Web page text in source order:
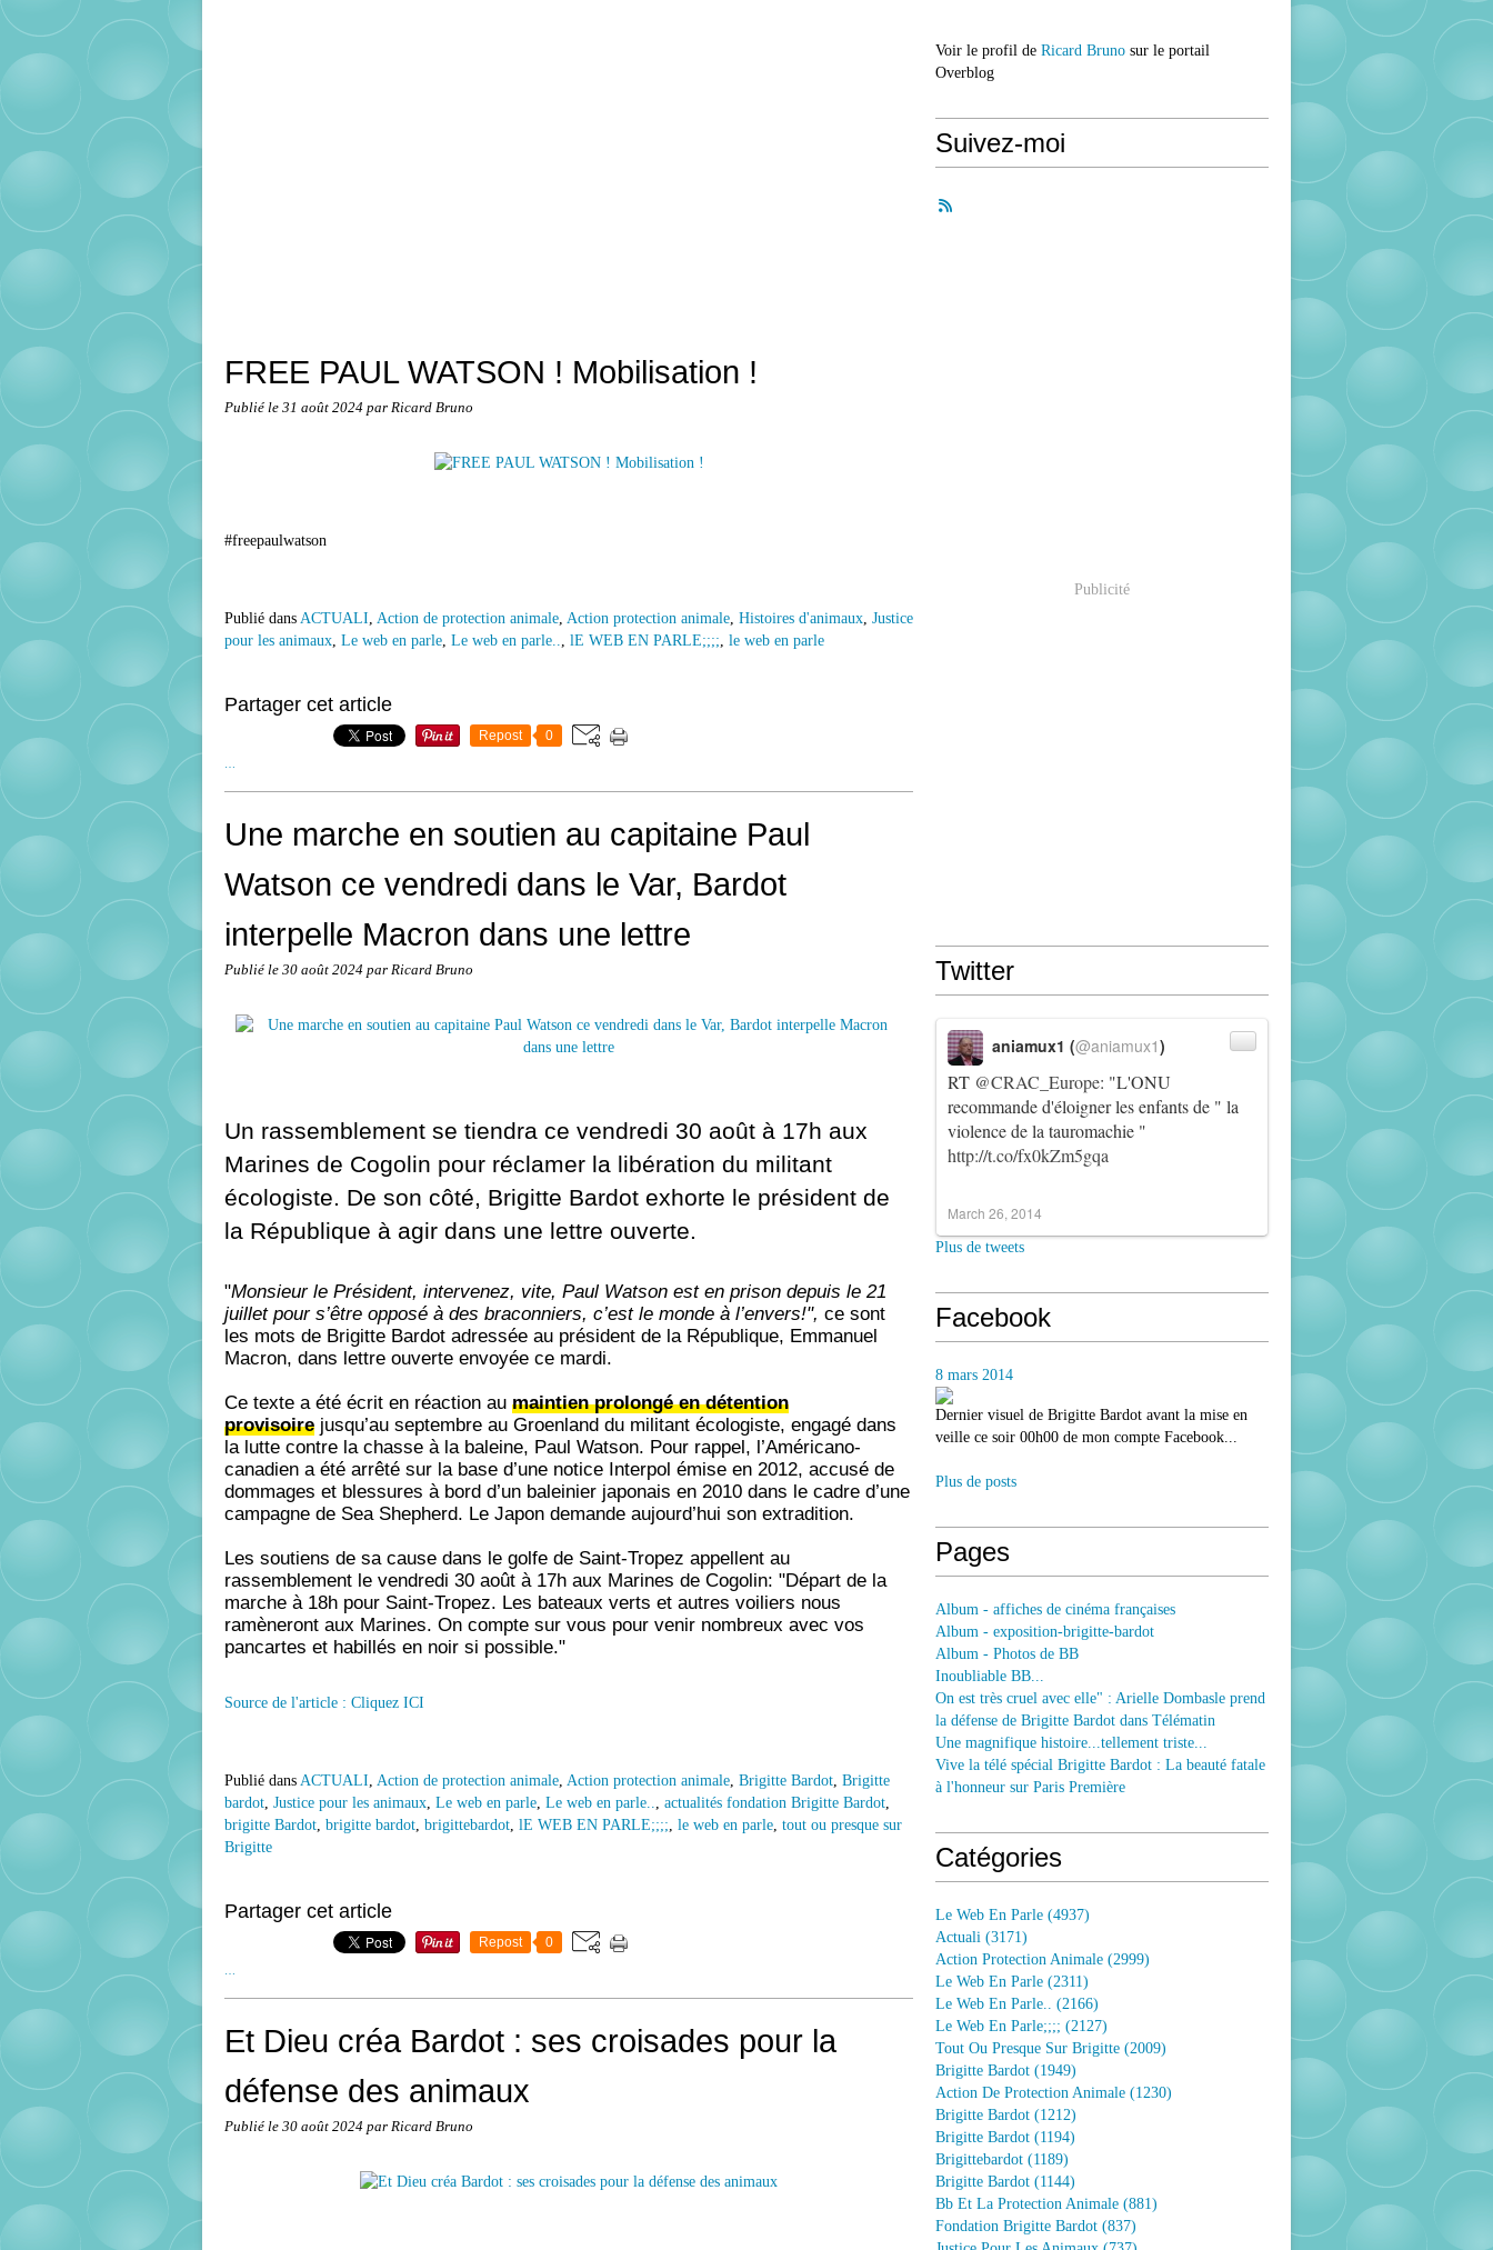
FREE PAUL WATSON ! Mobilisation !
Publié le 31 août 2024 par Ricard Bruno
#freepaulwatson
Publié dans ACTUALI, Action de protection animale, Action protection animale, Histoires d'animaux, Justice
pour les animaux, Le web en parle, Le web en parle.., lE WEB EN PARLE;;;;, le web en parle
Partager cet article
Repost 0
Une marche en soutien au capitaine Paul
Watson ce vendredi dans le Var, Bardot
interpelle Macron dans une lettre
Publié le 30 août 2024 par Ricard Bruno
Un rassemblement se tiendra ce vendredi 30 août à 17h aux
Marines de Cogolin pour réclamer la libération du militant
écologiste. De son côté, Brigitte Bardot exhorte le président de
la République à agir dans une lettre ouverte.
"Monsieur le Président, intervenez, vite, Paul Watson est en prison depuis le 21
juillet pour s’être opposé à des braconniers, c’est le monde à l’envers!", ce sont
les mots de Brigitte Bardot adressée au président de la République, Emmanuel
Macron, dans lettre ouverte envoyée ce mardi.
Ce texte a été écrit en réaction au maintien prolongé en détention
provisoire jusqu’au septembre au Groenland du militant écologiste, engagé dans
la lutte contre la chasse à la baleine, Paul Watson. Pour rappel, l’Américano-
canadien a été arrêté sur la base d’une notice Interpol émise en 2012, accusé de
dommages et blessures à bord d’un baleinier japonais en 2010 dans le cadre d’une
campagne de Sea Shepherd. Le Japon demande aujourd’hui son extradition.
Les soutiens de sa cause dans le golfe de Saint-Tropez appellent au
rassemblement le vendredi 30 août à 17h aux Marines de Cogolin: "Départ de la
marche à 18h pour Saint-Tropez. Les bateaux verts et autres voiliers nous
ramèneront aux Marines. On compte sur vous pour venir nombreux avec vos
pancartes et habillés en noir si possible."
Source de l'article : Cliquez ICI
Publié dans ACTUALI, Action de protection animale, Action protection animale, Brigitte Bardot, Brigitte
bardot, Justice pour les animaux, Le web en parle, Le web en parle.., actualités fondation Brigitte Bardot,
brigitte Bardot, brigitte bardot, brigittebardot, lE WEB EN PARLE;;;;, le web en parle, tout ou presque sur
Brigitte
Partager cet article
Repost 0
Et Dieu créa Bardot : ses croisades pour la
défense des animaux
Publié le 30 août 2024 par Ricard Bruno
Voir le profil de Ricard Bruno sur le portail
Overblog
Suivez-moi
Publicité
Twitter
RT @CRAC_Europe: "L'ONU
recommande d'éloigner les enfants de " la
violence de la tauromachie "
http://t.co/fx0kZm5gqa
aniamux1 (@aniamux1)
March 26, 2014
Plus de tweets
Facebook
8 mars 2014
Dernier visuel de Brigitte Bardot avant la mise en
veille ce soir 00h00 de mon compte Facebook...
Plus de posts
Pages
Album - affiches de cinéma françaises
Album - exposition-brigitte-bardot
Album - Photos de BB
Inoubliable BB...
On est très cruel avec elle" : Arielle Dombasle prend
la défense de Brigitte Bardot dans Télématin
Une magnifique histoire...tellement triste...
Vive la télé spécial Brigitte Bardot : La beauté fatale
à l'honneur sur Paris Première
Catégories
Le Web En Parle (4937)
Actuali (3171)
Action Protection Animale (2999)
Le Web En Parle (2311)
Le Web En Parle.. (2166)
Le Web En Parle;;;; (2127)
Tout Ou Presque Sur Brigitte (2009)
Brigitte Bardot (1949)
Action De Protection Animale (1230)
Brigitte Bardot (1212)
Brigitte Bardot (1194)
Brigittebardot (1189)
Brigitte Bardot (1144)
Bb Et La Protection Animale (881)
Fondation Brigitte Bardot (837)